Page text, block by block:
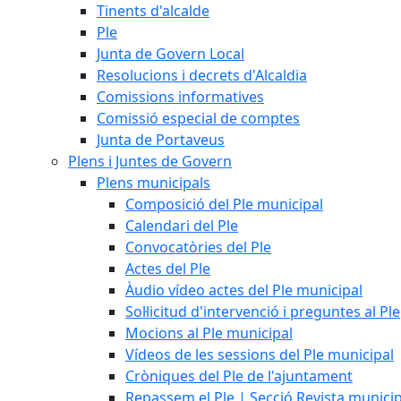
Tinents d'alcalde
Ple
Junta de Govern Local
Resolucions i decrets d'Alcaldia
Comissions informatives
Comissió especial de comptes
Junta de Portaveus
Plens i Juntes de Govern
Plens municipals
Composició del Ple municipal
Calendari del Ple
Convocatòries del Ple
Actes del Ple
Àudio vídeo actes del Ple municipal
Sol·licitud d'intervenció i preguntes al Ple
Mocions al Ple municipal
Vídeos de les sessions del Ple municipal
Cròniques del Ple de l'ajuntament